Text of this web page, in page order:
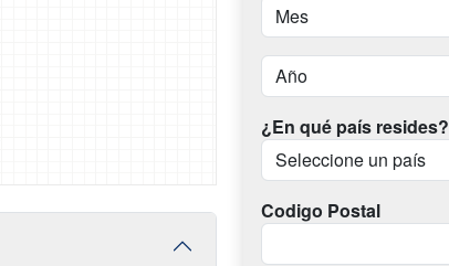
¿En qué país resides?
Codigo Postal